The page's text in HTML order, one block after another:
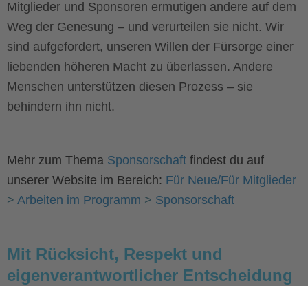
Mitglieder und Sponsoren ermutigen andere auf dem
Weg der Genesung – und verurteilen sie nicht. Wir
sind aufgefordert, unseren Willen der Fürsorge einer
liebenden höheren Macht zu überlassen. Andere
Menschen unterstützen diesen Prozess – sie
behindern ihn nicht.
Mehr zum Thema Sponsorschaft findest du auf
unserer Website im Bereich: Für Neue/Für Mitglieder
> Arbeiten im Programm > Sponsorschaft
Mit Rücksicht, Respekt und
eigenverantwortlicher Entscheidung